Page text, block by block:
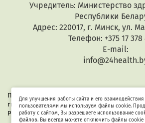
Учредитель: Министерство
Республики
Адрес: 220017, г. Минск, ул.
Телефон: +375 17 378
E-mail:
При копировании или цитировании текстов
гиперссылка обязательна. Все материалы
Республики Беларусь «Об авторском праве
Для улучшения работы сайта и его взаимодействия
пользователями мы используем файлы cookie.
работу с сайтом, Вы разрешаете использование
файлов. Вы всегда можете отключить файлы cookie